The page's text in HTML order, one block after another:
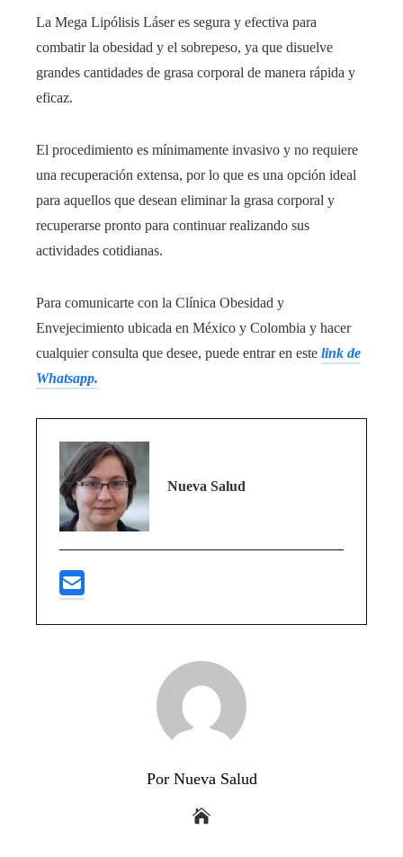
La Mega Lipólisis Láser es segura y efectiva para
combatir la obesidad y el sobrepeso, ya que disuelve
grandes cantidades de grasa corporal de manera rápida y
eficaz.
El procedimiento es mínimamente invasivo y no requiere
una recuperación extensa, por lo que es una opción ideal
para aquellos que desean eliminar la grasa corporal y
recuperarse pronto para continuar realizando sus
actividades cotidianas.
Para comunicarte con la Clínica Obesidad y
Envejecimiento ubicada en México y Colombia y hacer
cualquier consulta que desee, puede entrar en este link de
Whatsapp.
Nueva Salud
Por Nueva Salud